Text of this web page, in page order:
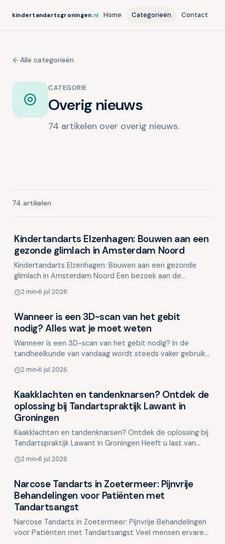
kindertandartsgroningen.nl Home Categorieën Contact
Alle categorieën
CATEGORIE
Overig nieuws
74 artikelen over overig nieuws.
74 artikelen
Overig nieuws
Kindertandarts Elzenhagen: Bouwen aan een
gezonde glimlach in Amsterdam Noord
Kindertandarts Elzenhagen: Bouwen aan een gezonde
glimlach in Amsterdam Noord Een bezoek aan de
zijn. Ste…
2 min 6 jul 2026
Overig nieuws
Wanneer is een 3D-scan van het gebit
nodig? Alles wat je moet weten
Wanneer is een 3D-scan van het gebit nodig? In de
tandheelkunde van vandaag wordt steeds vaker gebruik
kaakstr…
2 min 6 jul 2026
Overig nieuws
Kaakklachten en tandenknarsen? Ontdek de
oplossing bij Tandartspraktijk Lawant in
Groningen
Kaakklachten en tandenknarsen? Ontdek de oplossing bij
Tandartspraktijk Lawant in Groningen Heeft u last van
2 min 6 jul 2026
Overig nieuws
Narcose Tandarts in Zoetermeer: Pijnvrije
Behandelingen voor Patiënten met
Tandartsangst
Narcose Tandarts in Zoetermeer: Pijnvrije Behandelingen
voor Patiënten met Tandartsangst Veel mensen ervaren